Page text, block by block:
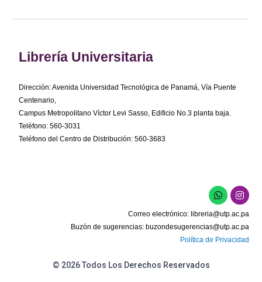
Librería Universitaria
Dirección: Avenida Universidad Tecnológica de Panamá, Vía Puente
Centenario,
Campus Metropolitano Víctor Levi Sasso, Edificio No.3 planta baja.
Teléfono: 560-3031
Teléfono del Centro de Distribución: 560-3683
W
h
a
t
s
a
p
I
n
s
t
a
g
r
Correo electrónico: libreria@utp.ac.pa
Buzón de sugerencias: buzondesugerencias@utp.ac.pa
Política de Privacidad
© 2026 Todos Los Derechos Reservados